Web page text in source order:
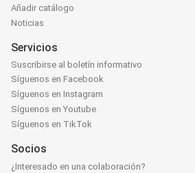
Añadir catálogo
Noticias
Servicios
Suscribirse al boletín informativo
Síguenos en Facebook
Síguenos en Instagram
Síguenos en Youtube
Síguenos en TikTok
Socios
¿Interesado en una colaboración?